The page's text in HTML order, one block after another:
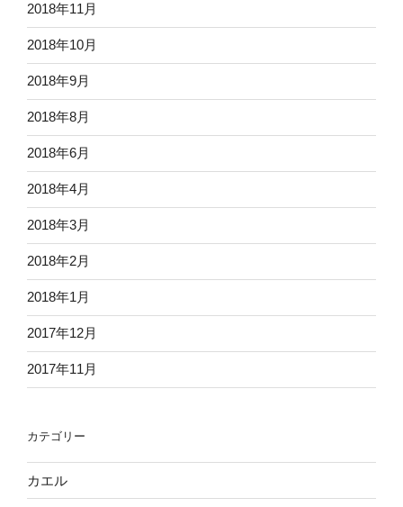
2018年11月
2018年10月
2018年9月
2018年8月
2018年6月
2018年4月
2018年3月
2018年2月
2018年1月
2017年12月
2017年11月
カテゴリー
カエル